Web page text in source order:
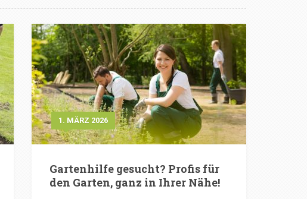
1. MÄRZ 2026
Gartenhilfe gesucht? Profis für
den Garten, ganz in Ihrer Nähe!